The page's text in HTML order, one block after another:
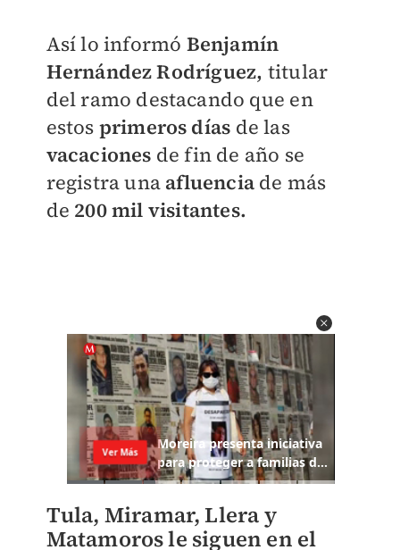
Así lo informó Benjamín
Hernández Rodríguez, titular
del ramo destacando que en
estos primeros días de las
vacaciones de fin de año se
registra unaafluenciade más
de 200 mil visitantes.
Tula, Miramar, Llera y
Matamoros le siguen en el